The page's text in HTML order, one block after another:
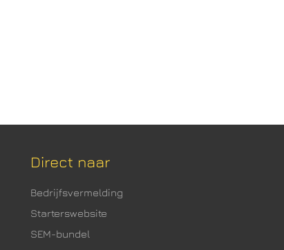
Direct naar
Bedrijfsvermelding
Starterswebsite
SEM-bundel